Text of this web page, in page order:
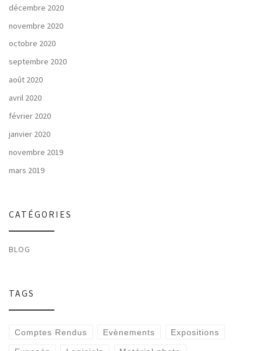
décembre 2020
novembre 2020
octobre 2020
septembre 2020
août 2020
avril 2020
février 2020
janvier 2020
novembre 2019
mars 2019
CATÉGORIES
BLOG
TAGS
Comptes Rendus Evènements Expositions